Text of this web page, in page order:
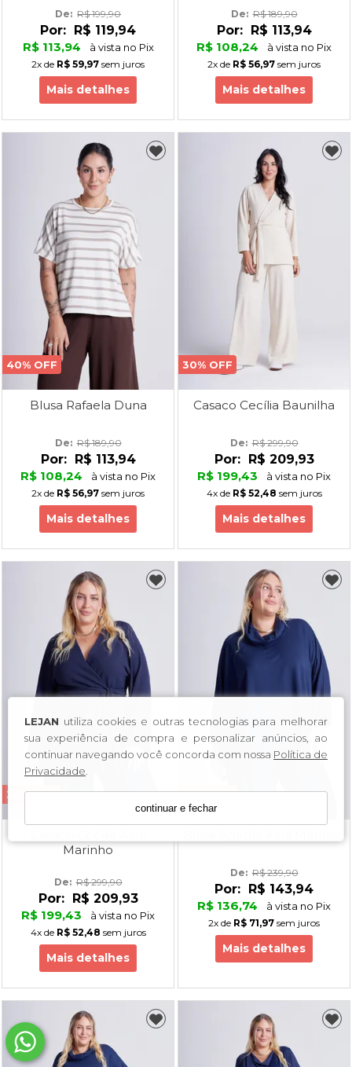
LEJAN utiliza cookies e outras tecnologias para melhorar
sua experiência de compra e personalizar anúncios, ao
continuar navegando você concorda com nossa Política de
Privacidade.
continuar e fechar
De: R$ 199,90
Por:
R$ 119,94
R$ 113,94
à vista no Pix
2x de R$ 59,97 sem juros
Mais detalhes
De: R$ 189,90
Por:
R$ 113,94
R$ 108,24
à vista no Pix
2x de R$ 56,97 sem juros
Mais detalhes
40% OFF
Blusa Rafaela Duna
De: R$ 189,90
Por:
R$ 113,94
R$ 108,24
à vista no Pix
2x de R$ 56,97 sem juros
Mais detalhes
30% OFF
Casaco Cecília Baunilha
De: R$ 299,90
Por:
R$ 209,93
R$ 199,43
à vista no Pix
4xde R$ 52,48 sem juros
Mais detalhes
30% OFF
Marinho
De: R$ 299,90
Por: R$ 209,93
R$ 199,43
à vista no Pix
4xde R$ 52,48 sem juros
Mais detalhes
40% OFF
De: R$ 239,90
Por: R$ 143,94
R$ 136,74
à vista no Pix
2x de R$ 71,97 sem juros
Mais detalhes